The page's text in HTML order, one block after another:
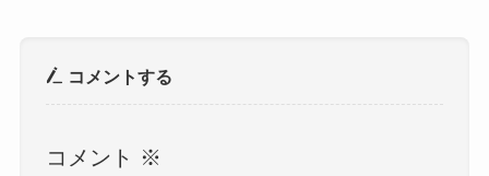
コメントする
コメント ※